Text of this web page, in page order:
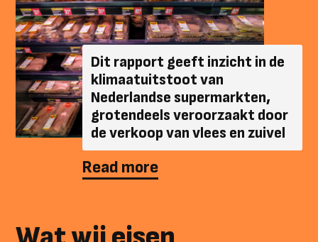
Dit rapport geeft inzicht in de
klimaatuitstoot van
Nederlandse supermarkten,
grotendeels veroorzaakt door
de verkoop van vlees en zuivel
Read more